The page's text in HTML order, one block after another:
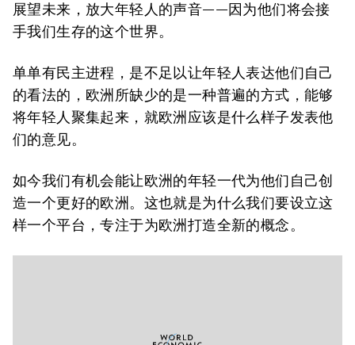
展望未来，放大年轻人的声音——因为他们将会接
手我们生存的这个世界。
单单有民主进程，是不足以让年轻人表达他们自己
的看法的，欧洲所缺少的是一种普遍的方式，能够
将年轻人聚集起来，就欧洲应该是什么样子发表他
们的意见。
如今我们有机会能让欧洲的年轻一代为他们自己创
造一个更好的欧洲。这也就是为什么我们要设立这
样一个平台，专注于为欧洲打造全新的概念。